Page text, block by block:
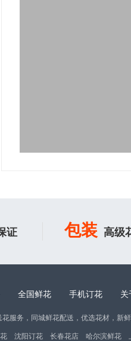
证 包装 高级
全国鲜花 手机订花 关
服务，同城鲜花配送，优选花材，新
沈阳订花 长春花店 哈尔滨鲜花